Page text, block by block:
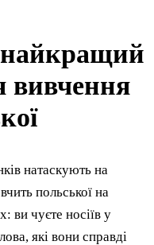
вивчення
натаскують на
польської на
ви чуєте носіїв у
які вони справді